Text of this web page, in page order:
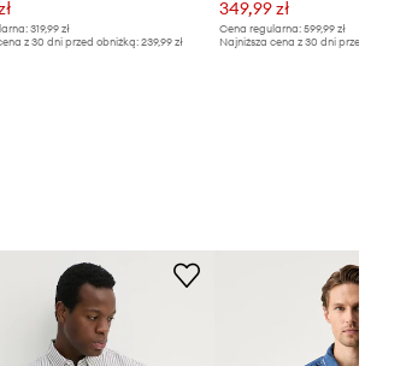
319,99 zł
z 30 dni przed obniżką:239,99 zł
349,99 zł
Cena regularna: 599,99 zł
Najniższa cena z 30 dni przed obniżką: